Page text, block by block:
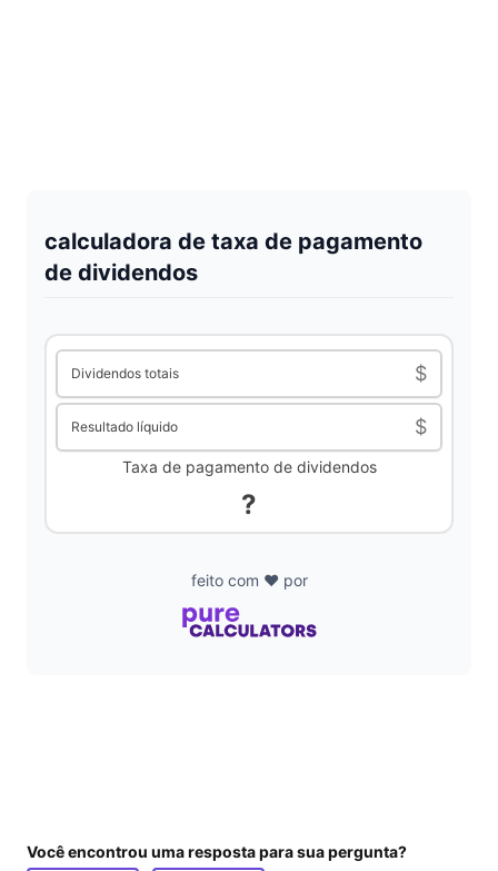
calculadora de taxa de pagamento
de dividendos
Dividendos totais $
Resultado líquido $
Taxa de pagamento de dividendos
?
feito com ❤️ por
Você encontrou uma resposta para sua pergunta?